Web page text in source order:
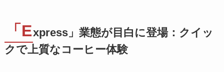
「Express」業態が目白に登場：クイッ
クで上質なコーヒー体験